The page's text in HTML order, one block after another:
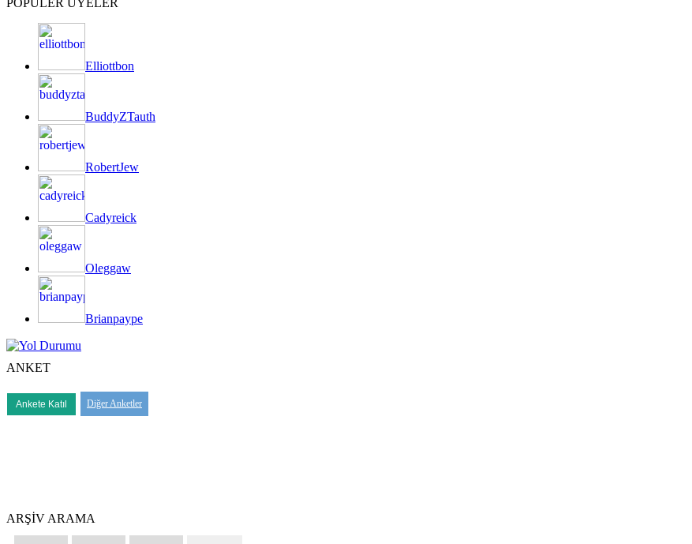
POPÜLER ÜYELER
Elliottbon
BuddyZTauth
RobertJew
Cadyreick
Oleggaw
Brianpaype
ANKET
Diğer Anketler
ARŞİV ARAMA